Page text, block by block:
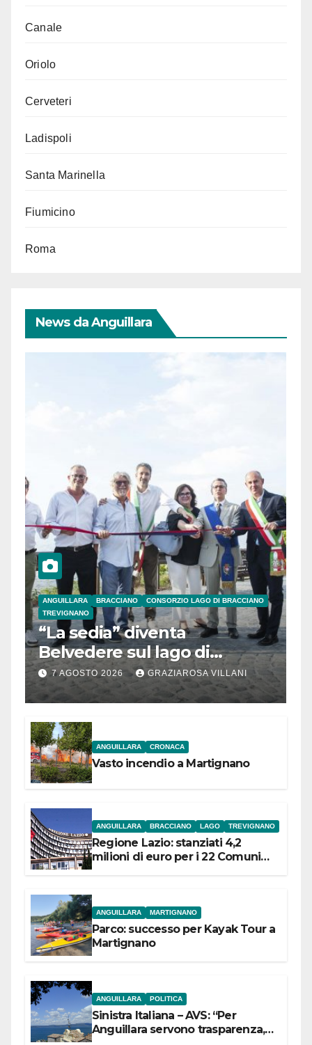
Canale
Oriolo
Cerveteri
Ladispoli
Santa Marinella
Fiumicino
Roma
News da Anguillara
ANGUILLARA BRACCIANO
CONSORZIO LAGO DI BRACCIANO
TREVIGNANO
“La sedia” diventa
Belvedere sul lago di
Bracciano: ieri
l’inaugurazione
7 AGOSTO 2026 GRAZIAROSA VILLANI
ANGUILLARA CRONACA
Vasto incendio a Martignano
ANGUILLARA BRACCIANO LAGO TREVIGNANO
Regione Lazio: stanziati 4,2
milioni di euro per i 22 Comuni
ANGUILLARA MARTIGNANO
Parco: successo per Kayak Tour a
Martignano
ANGUILLARA POLITICA
Sinistra Italiana – AVS: “Per
Anguillara servono trasparenza,